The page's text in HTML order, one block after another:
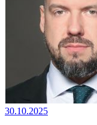
30.10.2025